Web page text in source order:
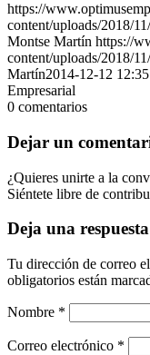
https://
content/uploads/2018/
Montse Martín https://
content/uploads/2018/
Martín2014-12-12
Empresarial
0 comentarios
Dejar un
¿Quieres unirte a la
Siéntete libre de
Deja una respuesta
Tu dirección de correo
obligatorios están
Nombre *
Correo electrónico *